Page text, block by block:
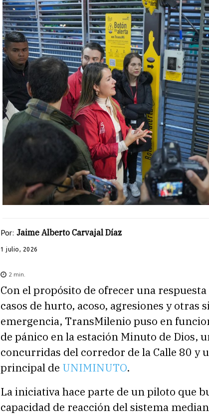
Por: Jaime Alberto Carvajal Díaz
1 julio, 2026
2 min.
Con el propósito de ofrecer una
casos de hurto, acoso, agresiones y otras
emergencia, TransMilenio puso en
de pánico en la estación Minuto de Dios,
concurridas del corredor de la Calle 80 y
principal de UNIMINUTO.
La iniciativa hace parte de un piloto que
capacidad de reacción del sistema